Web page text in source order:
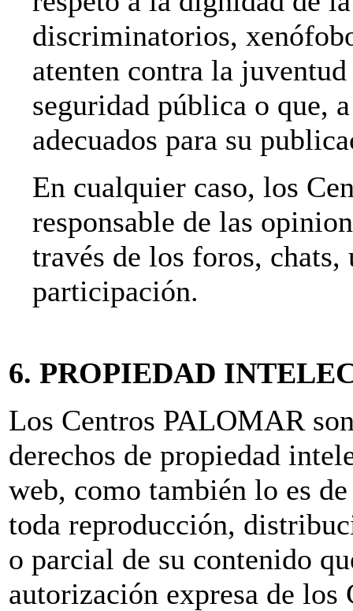
discriminatorios,
atenten contra la
seguridad pública o que,
adecuados para su
En cualquier caso, los
responsable de las
través de los foros, chats,
participación.
6. PROPIEDAD
Los Centros PALOMAR
derechos de propiedad
web, como también lo es
toda reproducción,
o parcial de su contenido
autorización expresa de